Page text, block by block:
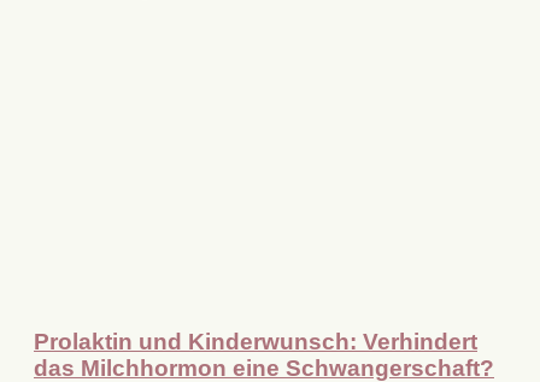
Prolaktin und Kinderwunsch: Verhindert
das Milchhormon eine Schwangerschaft?